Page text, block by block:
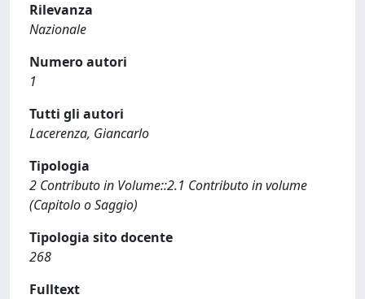
Rilevanza
Nazionale
Numero autori
1
Tutti gli autori
Lacerenza, Giancarlo
Tipologia
2 Contributo in Volume::2.1 Contributo in volume
(Capitolo o Saggio)
Tipologia sito docente
268
Fulltext